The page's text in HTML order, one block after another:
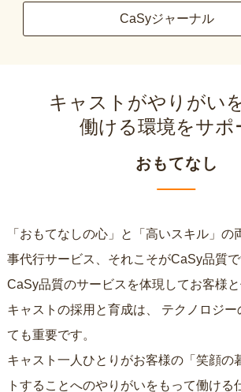
CaSyジャーナル
キャストがやりがい
働ける環境をサポ
おもてなし
「おもてなしの心」と「高いスキル」の
事代行サービス、それこそがCaSy品質で
CaSy品質のサービスを体現してお客様
キャストの採用と育成は、
ても重要です。
キャスト一人ひとりがお客様の「笑顔の
トすることへのやりがいをもって働ける